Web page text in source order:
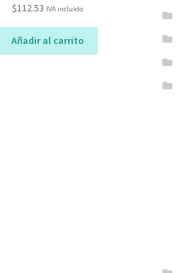
$112.53 IVA incluido
Añadir al carrito